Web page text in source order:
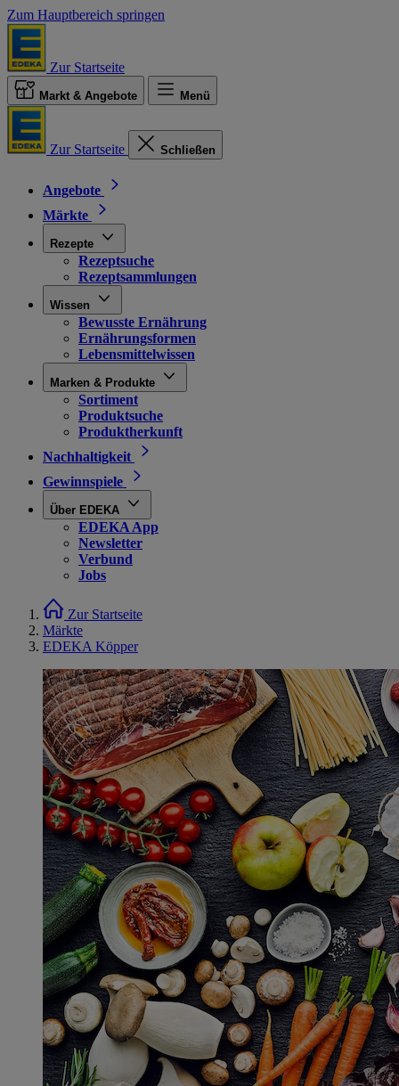
Zum Hauptbereich springen
Zur Startseite
Markt & Angebote Menü
Zur Startseite Schließen
Angebote
Märkte
Rezepte
Rezeptsuche
Rezeptsammlungen
Wissen
Bewusste Ernährung
Ernährungsformen
Lebensmittelwissen
Marken & Produkte
Sortiment
Produktsuche
Produktherkunft
Nachhaltigkeit
Gewinnspiele
Über EDEKA
EDEKA App
Newsletter
Verbund
Jobs
Zur Startseite
Märkte
EDEKA Köpper